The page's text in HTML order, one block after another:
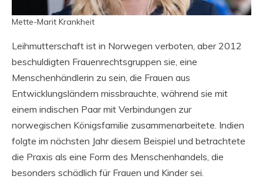
Mette-Marit Krankheit
Leihmutterschaft ist in Norwegen verboten, aber 2012
beschuldigten Frauenrechtsgruppen sie, eine
Menschenhändlerin zu sein, die Frauen aus
Entwicklungsländern missbrauchte, während sie mit
einem indischen Paar mit Verbindungen zur
norwegischen Königsfamilie zusammenarbeitete. Indien
folgte im nächsten Jahr diesem Beispiel und betrachtete
die Praxis als eine Form des Menschenhandels, die
besonders schädlich für Frauen und Kinder sei.